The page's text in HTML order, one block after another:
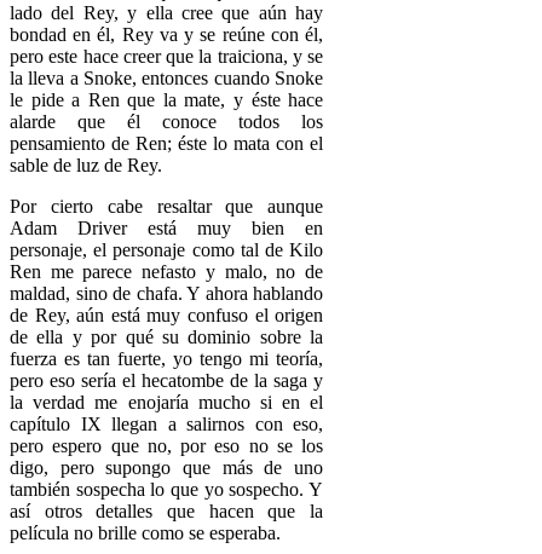
lado del Rey, y ella cree que aún hay
bondad en él, Rey va y se reúne con él,
pero este hace creer que la traiciona, y se
la lleva a Snoke, entonces cuando Snoke
le pide a Ren que la mate, y éste hace
alarde que él conoce todos los
pensamiento de Ren; éste lo mata con el
sable de luz de Rey.
Por cierto cabe resaltar que aunque
Adam Driver está muy bien en
personaje, el personaje como tal de Kilo
Ren me parece nefasto y malo, no de
maldad, sino de chafa. Y ahora hablando
de Rey, aún está muy confuso el origen
de ella y por qué su dominio sobre la
fuerza es tan fuerte, yo tengo mi teoría,
pero eso sería el hecatombe de la saga y
la verdad me enojaría mucho si en el
capítulo IX llegan a salirnos con eso,
pero espero que no, por eso no se los
digo, pero supongo que más de uno
también sospecha lo que yo sospecho. Y
así otros detalles que hacen que la
película no brille como se esperaba.